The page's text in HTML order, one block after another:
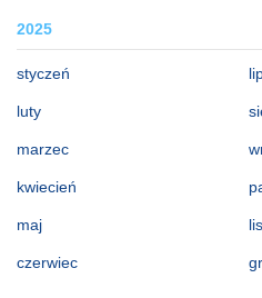
2025
styczeń
luty
marzec
kwiecień
maj
czerwiec